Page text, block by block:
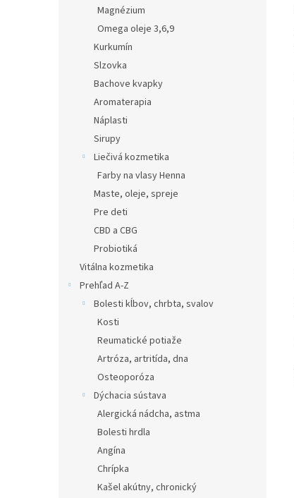
Magnézium
Omega oleje 3,6,9
Kurkumín
Slzovka
Bachove kvapky
Aromaterapia
Náplasti
Sirupy
Liečivá kozmetika
Farby na vlasy Henna
Maste, oleje, spreje
Pre deti
CBD a CBG
Probiotiká
Vitálna kozmetika
Prehľad A-Z
Bolesti kĺbov, chrbta, svalov
Kosti
Reumatické potiaže
Artróza, artritída, dna
Osteoporóza
Dýchacia sústava
Alergická nádcha, astma
Bolesti hrdla
Angína
Chrípka
Kašel akútny, chronický